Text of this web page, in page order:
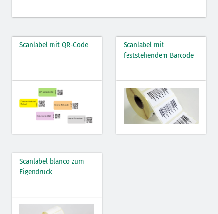
Scanlabel mit QR-Code
Scanlabel mit
feststehendem Barcode
Scanlabel blanco zum
Eigendruck